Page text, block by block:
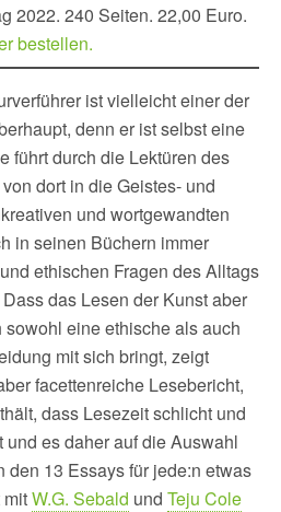
2022. 240 Seiten. 22,00 Euro.
bestellen.
ist vielleicht einer der
denn er ist selbst eine
führt durch die Lektüren des
dort in die Geistes- und
und wortgewandten
in seinen Büchern immer
ethischen Fragen des Alltags
das Lesen der Kunst aber
eine ethische als auch
mit sich bringt, zeigt
facettenreiche Lesebericht,
dass Lesezeit schlicht und
es daher auf die Auswahl
den 13 Essays für jede:n etwas
W.G. Sebald und Teju Cole